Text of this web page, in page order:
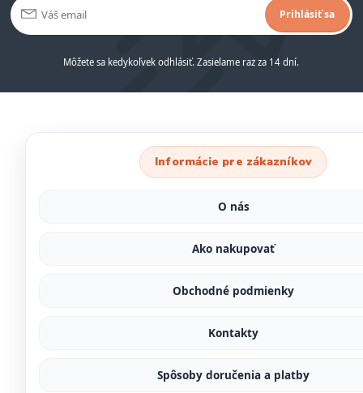
Prihlásiť sa
Môžete sa kedykoľvek odhlásiť. Zasielame raz za 14 dní.
Informácie pre zákazníkov
O nás
Ako nakupovať
Obchodné podmienky
Kontakty
Spôsoby doručenia a platby